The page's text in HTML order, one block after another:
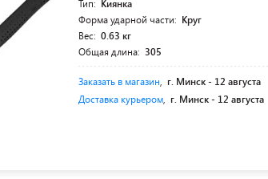
Тип: Киянка
Форма ударной части: Круг
Вес: 0.63 кг
Общая длина: 305
Заказать в магазин, г. Минск - 12 августа
Доставка курьером, г. Минск - 12 августа